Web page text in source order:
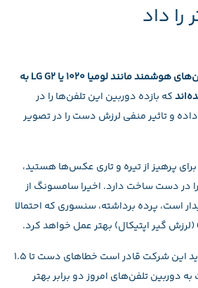
را داد
– امروزه برخی از تلفن‌های هوشمند مانند لومیا 1020 یا LG G2 به
که بازده دوربین‌ این تلفن‌ها را در
و تاثیر منفی لرزش دست را در تصویر
پرهیز از تیره و تاری عکس‌ها هستید،
در دست ساخت دارد. اخیرا سامسونگ از
است، پرده برداشته، سنسوری که احتمالا
سنسور 13 مگاپیکسلی جدید این شرکت قادر است خطاهای دست تا 1.5
دوربین تلفن‌های امروز دو برابر بهتر